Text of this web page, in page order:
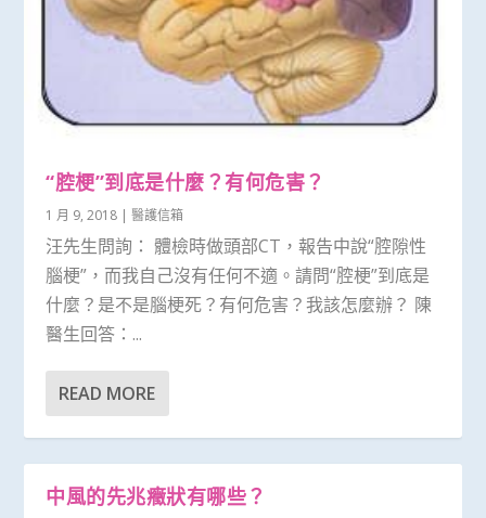
“腔梗”到底是什麼？有何危害？
1 月 9, 2018 |醫護信箱
汪先生問詢： 體檢時做頭部CT，報告中說“腔隙性
腦梗”，而我自己沒有任何不適。請問“腔梗”到底是
什麼？是不是腦梗死？有何危害？我該怎麼辦？ 陳
醫生回答：...
READ MORE
中風的先兆癥狀有哪些？